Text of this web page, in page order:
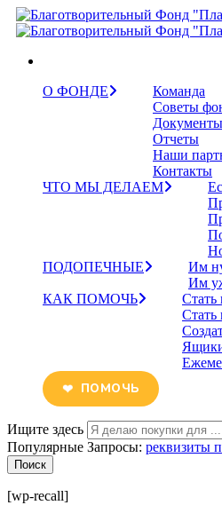
О ФОНДЕ
Команда
Советы
Отчеты
Наши
Контакты
ЧТО МЫ ДЕЛАЕМ
ПОДОПЕЧНЫЕ
Им
Им
КАК ПОМОЧЬ
Стать
Стать
ПОМОЧЬ
Ищите здесь
Популярные Запросы: реквизиты
Поиск
[wp-recall]